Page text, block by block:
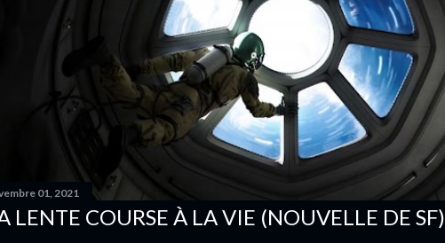
01, 2021
LENTE COURSE À LA VIE (NOUVELLE DE SF)